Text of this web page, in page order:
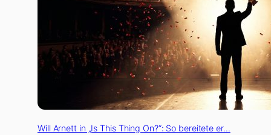
Will Arnett in „Is This Thing On?“: So bereitete er…